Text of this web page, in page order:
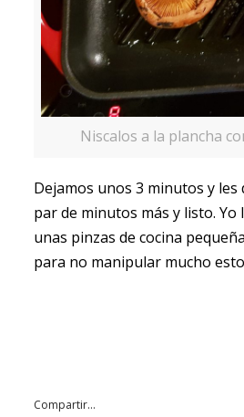
Niscalos a la plancha
Dejamos unos 3 minutos y les
par de minutos más y listo. Yo
unas pinzas de cocina
para no manipular mucho
Compartir...